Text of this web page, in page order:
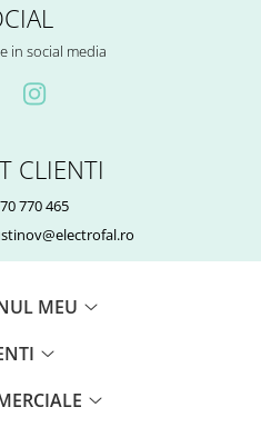
in social media
CLIENTI
770 465
MEU